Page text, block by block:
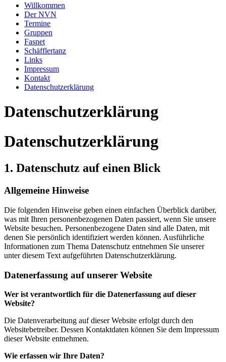
Willkommen
Der NVN
Termine
Gruppen
Fasnet
Schäfflertanz
Links
Impressum
Kontakt
Datenschutzerklärung
Datenschutzerklärung
Datenschutzerklärung
1. Datenschutz auf einen Blick
Allgemeine Hinweise
Die folgenden Hinweise geben einen einfachen Überblick darüber,
was mit Ihren personenbezogenen Daten passiert, wenn Sie unsere
Website besuchen. Personenbezogene Daten sind alle Daten, mit
denen Sie persönlich identifiziert werden können. Ausführliche
Informationen zum Thema Datenschutz entnehmen Sie unserer
unter diesem Text aufgeführten Datenschutzerklärung.
Datenerfassung auf unserer Website
Wer ist verantwortlich für die Datenerfassung auf dieser
Website?
Die Datenverarbeitung auf dieser Website erfolgt durch den
Websitebetreiber. Dessen Kontaktdaten können Sie dem Impressum
dieser Website entnehmen.
Wie erfassen wir Ihre Daten?